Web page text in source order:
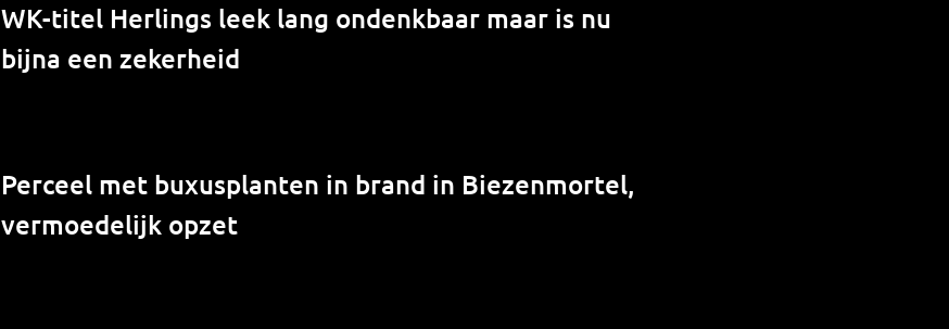
WK-titel Herlings leek lang ondenkbaar maar is nu
bijna een zekerheid
Perceel met buxusplanten in brand in Biezenmortel,
vermoedelijk opzet